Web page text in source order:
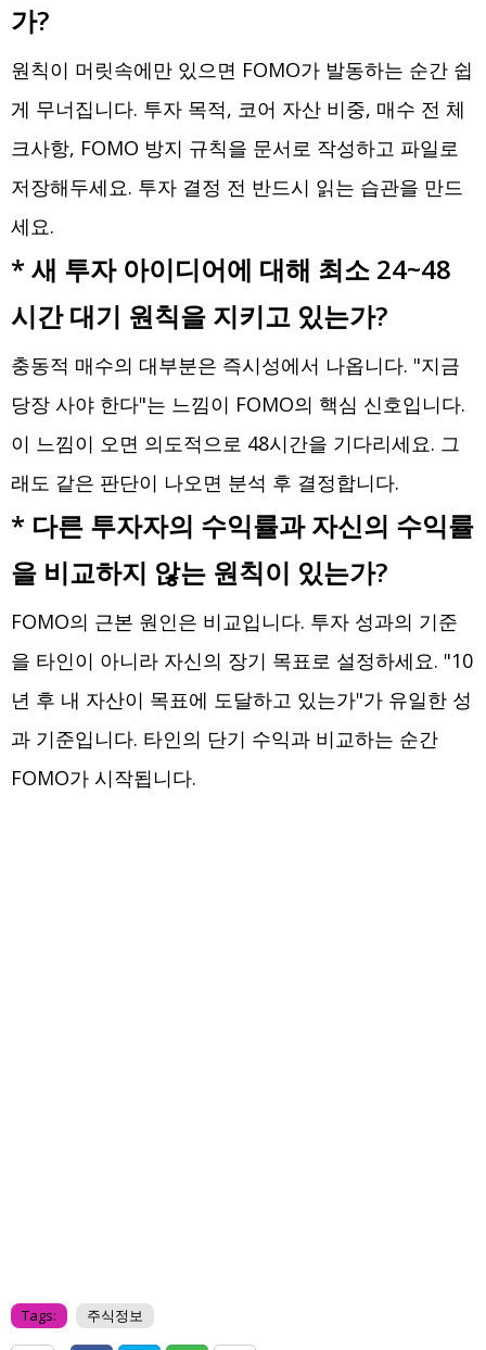
가?
원칙이 머릿속에만 있으면 FOMO가 발동하는 순간 쉽
게 무너집니다. 투자 목적, 코어 자산 비중, 매수 전 체
크사항, FOMO 방지 규칙을 문서로 작성하고 파일로
저장해두세요. 투자 결정 전 반드시 읽는 습관을 만드
세요.
* 새 투자 아이디어에 대해 최소 24~48
시간 대기 원칙을 지키고 있는가?
충동적 매수의 대부분은 즉시성에서 나옵니다. "지금
당장 사야 한다"는 느낌이 FOMO의 핵심 신호입니다.
이 느낌이 오면 의도적으로 48시간을 기다리세요. 그
래도 같은 판단이 나오면 분석 후 결정합니다.
* 다른 투자자의 수익률과 자신의 수익률
을 비교하지 않는 원칙이 있는가?
FOMO의 근본 원인은 비교입니다. 투자 성과의 기준
을 타인이 아니라 자신의 장기 목표로 설정하세요. "10
년 후 내 자산이 목표에 도달하고 있는가"가 유일한 성
과 기준입니다. 타인의 단기 수익과 비교하는 순간
FOMO가 시작됩니다.
Tags: 주식정보